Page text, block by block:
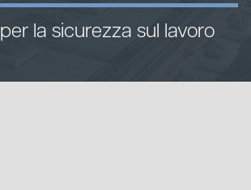
la sicurezza sul lavoro